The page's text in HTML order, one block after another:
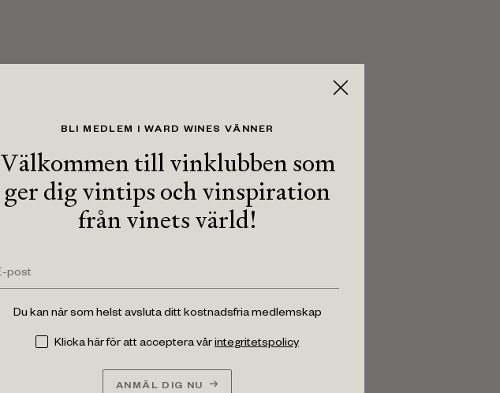
BLI MEDLEM I WARD WINES VÄNNER
Välkommen till vinklubben som
ger dig vintips och vinspiration
från vinets värld!
Du kan när som helst avsluta ditt kostnadsfria medlemskap
Klicka här för att acceptera vårintegritetspolicy
ANMÄL DIG NU